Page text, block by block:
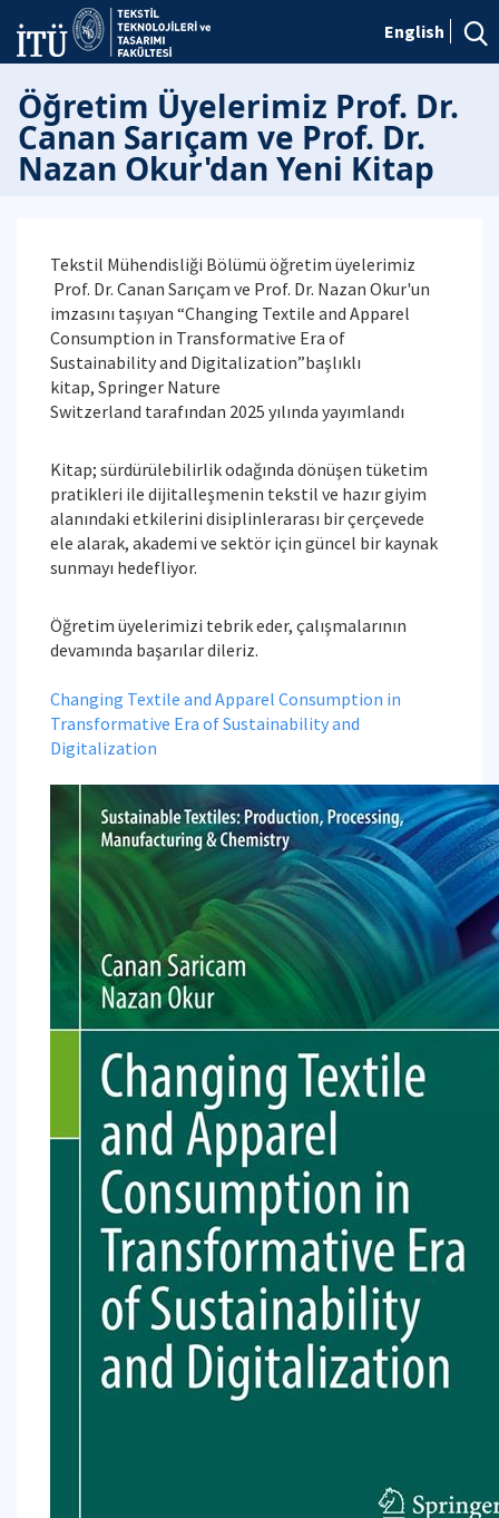
English
Öğretim Üyelerimiz Prof. Dr.
Canan Sarıçam ve Prof. Dr.
Nazan Okur'dan Yeni Kitap
Tekstil Mühendisliği Bölümü öğretim üyelerimiz
Prof. Dr. Canan Sarıçam ve Prof. Dr. Nazan Okur'un
imzasını taşıyan “Changing Textile and Apparel
Consumption in Transformative Era of
Sustainability and Digitalization”başlıklı
kitap, Springer Nature
Switzerland tarafından 2025 yılında yayımlandı
Kitap; sürdürülebilirlik odağında dönüşen tüketim
pratikleri ile dijitalleşmenin tekstil ve hazır giyim
alanındaki etkilerini disiplinlerarası bir çerçevede
ele alarak, akademi ve sektör için güncel bir kaynak
sunmayı hedefliyor.
Öğretim üyelerimizi tebrik eder, çalışmalarının
devamında başarılar dileriz.
Changing Textile and Apparel Consumption in
Transformative Era of Sustainability and
Digitalization